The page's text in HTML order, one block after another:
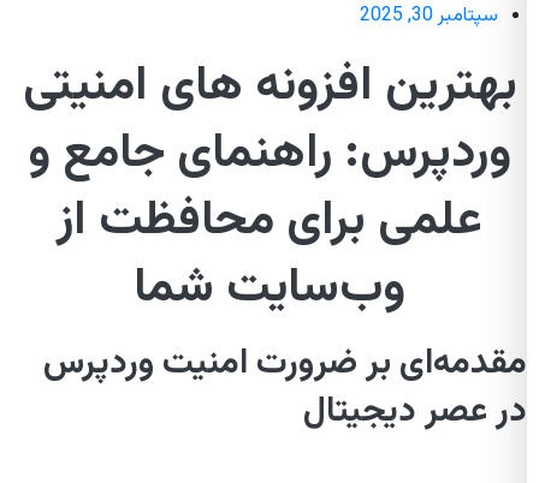
سپتامبر 30, 2025
بهترین افزونه های امنیتی
وردپرس: راهنمای جامع و
علمی برای محافظت از
وب‌سایت شما
مقدمه‌ای بر ضرورت امنیت وردپرس
در عصر دیجیتال